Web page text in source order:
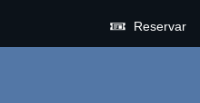
Reservar